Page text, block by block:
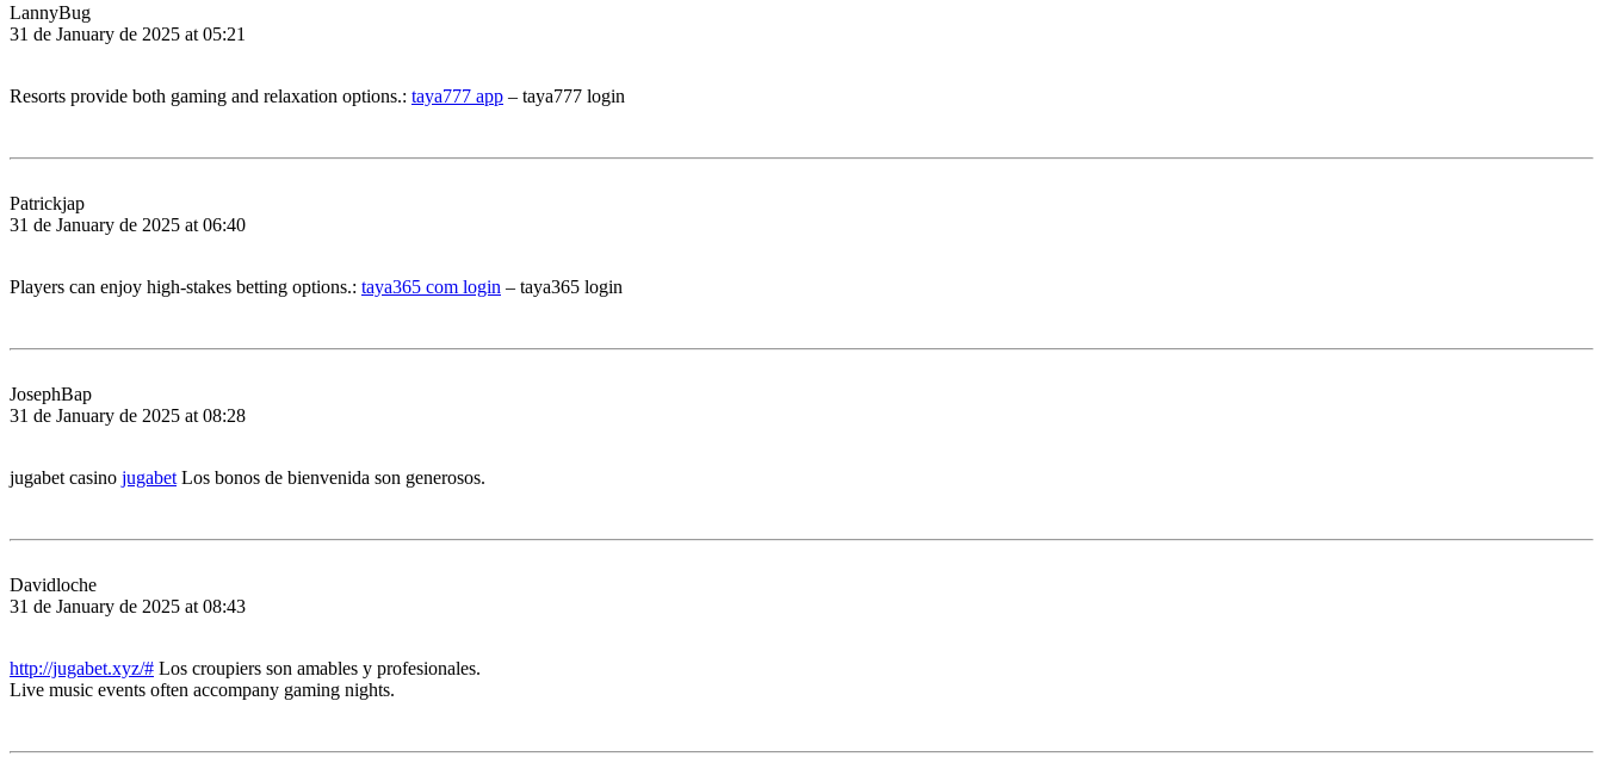
LannyBug
31 de January de 2025 at 05:21
Resorts provide both gaming and relaxation options.: taya777 app – taya777 login
Patrickjap
31 de January de 2025 at 06:40
Players can enjoy high-stakes betting options.: taya365 com login – taya365 login
JosephBap
31 de January de 2025 at 08:28
jugabet casino jugabet Los bonos de bienvenida son generosos.
Davidloche
31 de January de 2025 at 08:43
http://jugabet.xyz/# Los croupiers son amables y profesionales.
Live music events often accompany gaming nights.